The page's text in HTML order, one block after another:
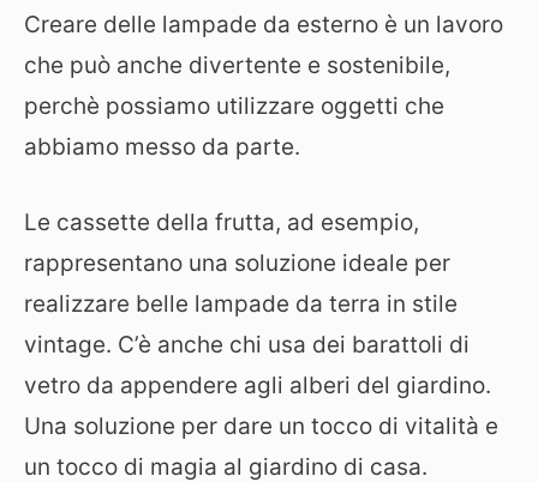
Creare delle lampade da esterno è un lavoro
che può anche divertente e sostenibile,
perchè possiamo utilizzare oggetti che
abbiamo messo da parte.
Le cassette della frutta, ad esempio,
rappresentano una soluzione ideale per
realizzare belle lampade da terra in stile
vintage. C’è anche chi usa dei barattoli di
vetro da appendere agli alberi del giardino.
Una soluzione per dare un tocco di vitalità e
un tocco di magia al giardino di casa.